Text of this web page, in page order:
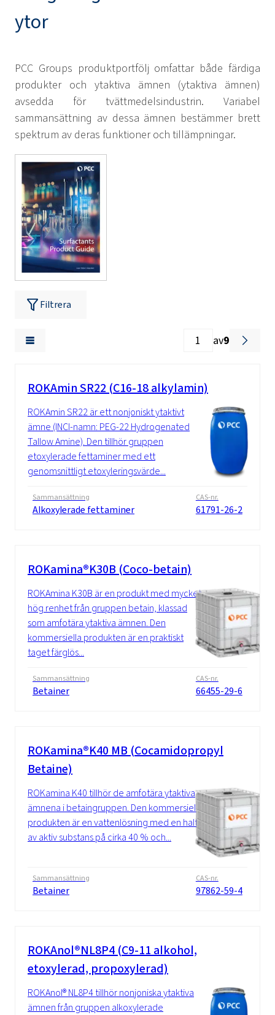
ytor
PCC Groups produktportfölj omfattar både färdiga
produkter och ytaktiva ämnen (ytaktiva ämnen)
avsedda för tvättmedelsindustrin. Variabel
sammansättning av dessa ämnen bestämmer brett
spektrum av deras funktioner och tillämpningar.
Filtrera
av9
ROKAmin SR22 (C16-18 alkylamin)
ROKAmin SR22 är ett nonjoniskt ytaktivt
ämne (INCI-namn: PEG-22 Hydrogenated
Tallow Amine). Den tillhör gruppen
etoxylerade fettaminer med ett
genomsnittligt etoxyleringsvärde...
Sammansättning
Alkoxylerade fettaminer
CAS-nr.
61791-26-2
ROKamina®K30B (Coco-betain)
ROKAmina K30B är en produkt med mycket
hög renhet från gruppen betain, klassad
som amfotära ytaktiva ämnen. Den
kommersiella produkten är en praktiskt
taget färglös...
Sammansättning
Betainer
CAS-nr.
66455-29-6
ROKamina®K40 MB (Cocamidopropyl
Betaine)
ROKamina K40 tillhör de amfotära ytaktiva
ämnena i betaingruppen. Den kommersiella
produkten är en vattenlösning med en halt
av aktiv substans på cirka 40 % och...
Sammansättning
Betainer
CAS-nr.
97862-59-4
ROKAnol®NL8P4 (C9-11 alkohol,
etoxylerad, propoxylerad)
ROKAnol® NL8P4 tillhör nonjoniska ytaktiva
ämnen från gruppen alkoxylerade